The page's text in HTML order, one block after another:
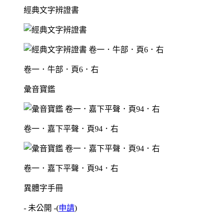
經典文字辨證書
卷一．牛部．頁6．右
彙音寶鑑
卷一．嘉下平聲．頁94．右
卷一．嘉下平聲．頁94．右
異體字手冊
- 未公開 -(申請)